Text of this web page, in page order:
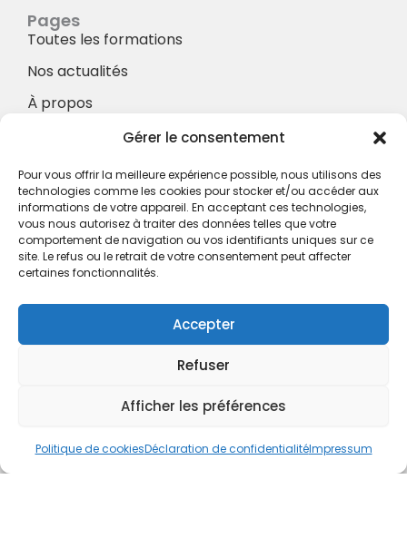
Gérer le consentement
Pour vous offrir la meilleure expérience possible, nous utilisons des
technologies comme les cookies pour stocker et/ou accéder aux
informations de votre appareil. En acceptant ces technologies,
vous nous autorisez à traiter des données telles que votre
comportement de navigation ou vos identifiants uniques sur ce
site. Le refus ou le retrait de votre consentement peut affecter
certaines fonctionnalités.
Accepter
Refuser
Afficher les préférences
Politique de cookiesDéclaration de confidentialitéImpressum
Pages
Toutes les formations
Nos actualités
À propos
À propos
Hotel à proximité
Politique de confidentialité
CGV
cboukris@habitat-social.com